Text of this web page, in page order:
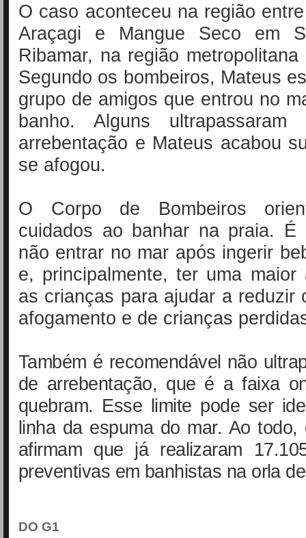
O caso aconteceu na região
Araçagi e Mangue Seco em
Ribamar, na região
Segundo os bombeiros, Mateus
grupo de amigos que entrou no
banho. Alguns
arrebentação e Mateus acabou
se afogou.
O Corpo de Bombeiros
cuidados ao banhar na praia. É
não entrar no mar após ingerir
e, principalmente, ter uma maior
as crianças para ajudar a reduzir
afogamento e de crianças
Também é recomendável não
de arrebentação, que é a faixa
quebram. Esse limite pode ser
linha da espuma do mar. Ao todo,
afirmam que já realizaram
preventivas em banhistas na orla
DO G1